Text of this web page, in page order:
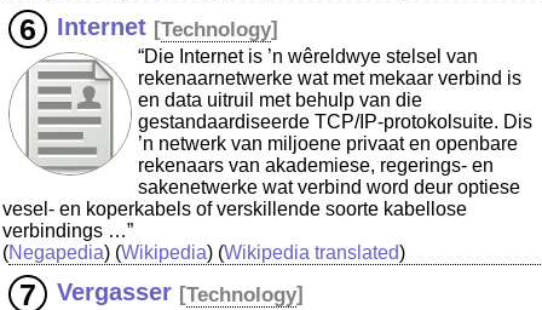
Internet [Technology]
“Die Internet is ’n wêreldwye stelsel van
rekenaarnetwerke wat met mekaar verbind is
en data uitruil met behulp van die
gestandaardiseerde TCP/IP-protokolsuite. Dis
’n netwerk van miljoene privaat en openbare
rekenaars van akademiese, regerings- en
sakenetwerke wat verbind word deur optiese
vesel- en koperkabels of verskillende soorte kabellose
verbindings …”
(Negapedia) (Wikipedia) (Wikipedia translated)
Vergasser [Technology]